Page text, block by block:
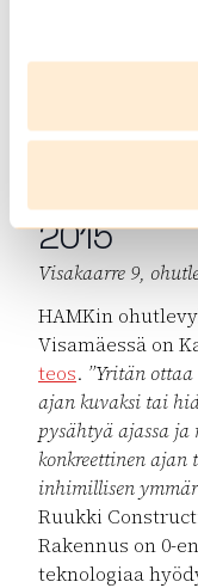
Kauas
2015
Visakaarre 9,
HAMKin
Visamäessä on
teos. ”Yritän
ajan kuvaksi tai
pysähtyä ajassa ja
konkreettinen ajan
inhimillisen
Ruukki
Rakennus on 0-
teknologiaa